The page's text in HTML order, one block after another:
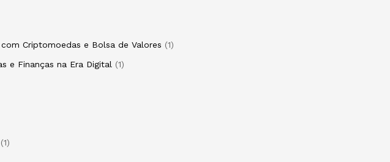
Criptomoedas e Bolsa de Valores
1
e Finanças na Era Digital
1
1